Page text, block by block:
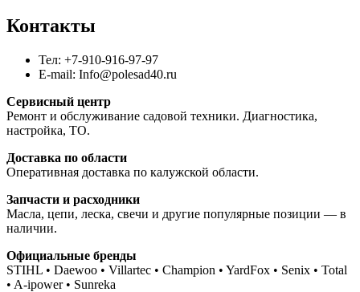
Контакты
Тел: +7-910-916-97-97
E-mail: Info@polesad40.ru
Сервисный центр
Ремонт и обслуживание садовой техники. Диагностика,
настройка, ТО.
Доставка по области
Оперативная доставка по калужской области.
Запчасти и расходники
Масла, цепи, леска, свечи и другие популярные позиции — в
наличии.
Официальные бренды
STIHL • Daewoo • Villartec • Champion • YardFox • Senix • Total
• A-ipower • Sunreka